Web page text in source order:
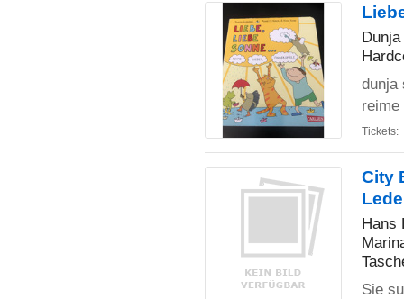
dunja
reime
Tickets:
City
Hans
Sie